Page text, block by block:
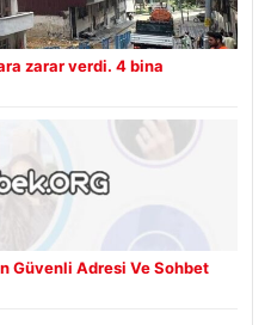
zarar verdi. 4 bina
Güvenli Adresi Ve Sohbet